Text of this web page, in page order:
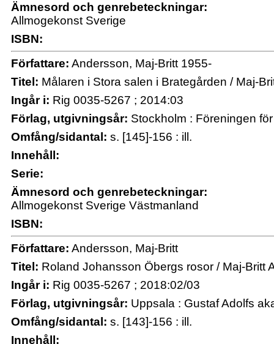
Ämnesord och genrebeteckningar:
Allmogekonst Sverige
ISBN:
Författare: Andersson, Maj-Britt 1955-
Titel: Målaren i Stora salen i Brategården / Maj-
Ingår i: Rig 0035-5267 ; 2014:03
Förlag, utgivningsår: Stockholm : Föreningen
Omfång/sidantal: s. [145]-156 : ill.
Innehåll:
Serie:
Ämnesord och genrebeteckningar:
Allmogekonst Sverige Västmanland
ISBN:
Författare: Andersson, Maj-Britt
Titel: Roland Johansson Öbergs rosor / Maj-Britt
Ingår i: Rig 0035-5267 ; 2018:02/03
Förlag, utgivningsår: Uppsala : Gustaf Adolfs
Omfång/sidantal: s. [143]-156 : ill.
Innehåll: